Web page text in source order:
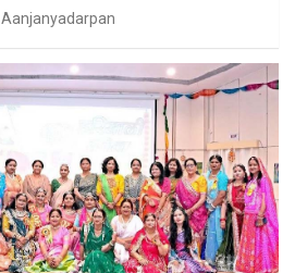
Aanjanyadarpan